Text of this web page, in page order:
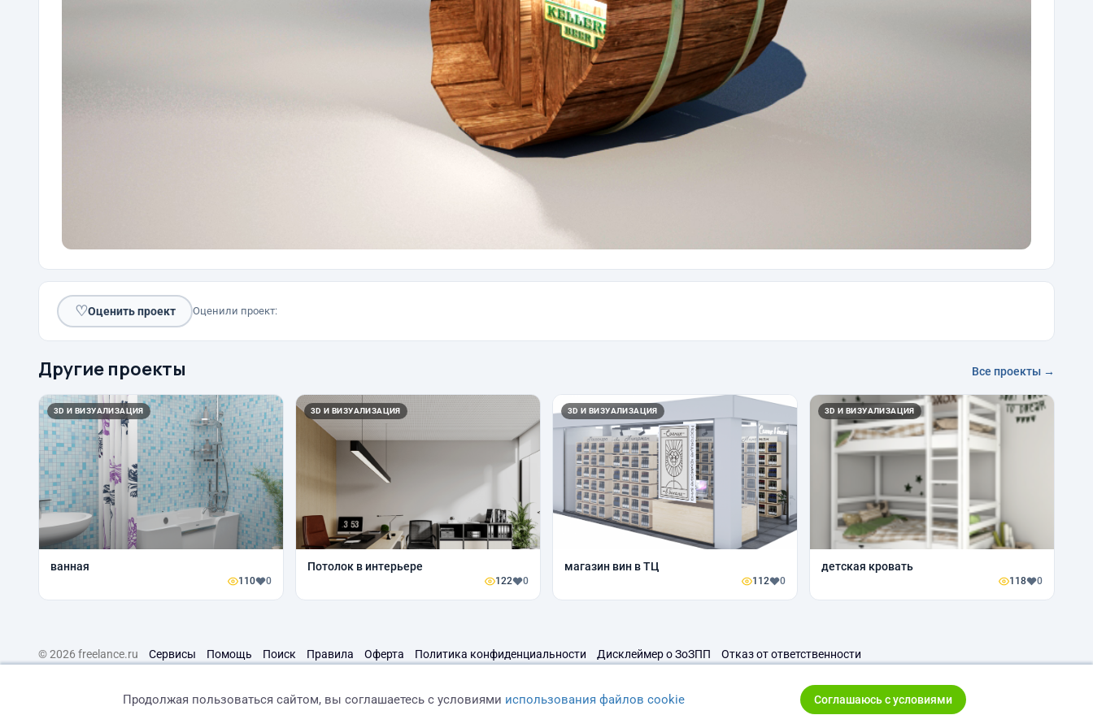
♡Оценить проект Оценили проект:
Другие проекты Все проекты →
3D И ВИЗУАЛИЗАЦИЯ
ванная
110 0
3D И ВИЗУАЛИЗАЦИЯ
Потолок в интерьере
122 0
3D И ВИЗУАЛИЗАЦИЯ
магазин вин в ТЦ
112 0
3D И ВИЗУАЛИЗАЦИЯ
детская кровать
118 0
© 2026 freelance.ru Сервисы Помощь Поиск Правила Оферта Политика конфиденциальности Дисклеймер о ЗоЗПП Отказ от ответственности
Продолжая пользоваться сайтом, вы соглашаетесь с условиями использования файлов cookie Соглашаюсь с условиями